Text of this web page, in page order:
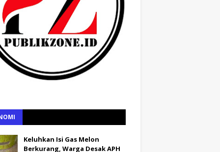
Keluhkan Isi Gas Melon
Berkurang, Warga Desak APH